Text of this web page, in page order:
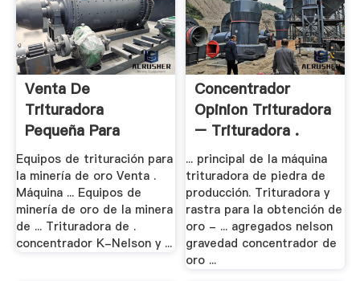
Venta De
Trituradora
Pequeña Para
Mineria
Equipos de trituración para
la minería de oro Venta .
Máquina ... Equipos de
minería de oro de la minera
de ... Trituradora de .
concentrador K-Nelson y ...
Concentrador
Opinion Trituradora
– Trituradora .
... principal de la máquina
trituradora de piedra de
producción. Trituradora y
rastra para la obtención de
oro - ... agregados nelson
gravedad concentrador de
oro ...